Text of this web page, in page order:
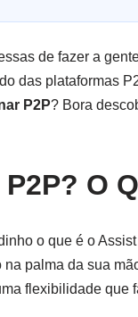
de fazer a
das plataformas
P2P? Bora
O
o que é o
palma da sua
flexibilidade que